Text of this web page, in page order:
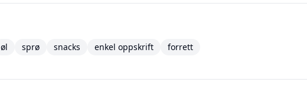
øl sprø snacks enkel oppskrift forrett